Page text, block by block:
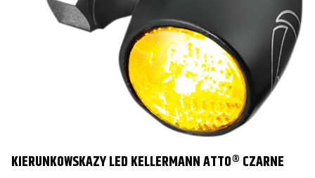
KIERUNKOWSKAZY LED KELLERMANN ATTO® CZARNE